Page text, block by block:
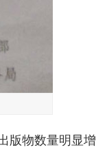
版物数量明显增